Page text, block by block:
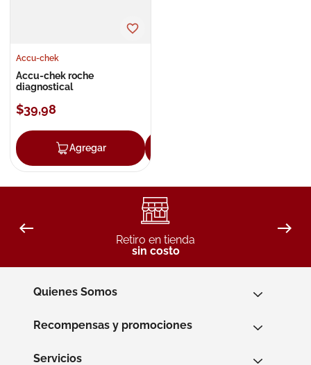
Accu-chek
Accu-chek roche
diagnostical
$39,98
Agregar
Retiro en tienda
sin costo
Quienes Somos
Recompensas y promociones
Servicios